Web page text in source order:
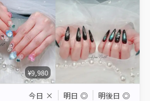
¥9,980
今日 × 明日 ◎ 明後日 ◎